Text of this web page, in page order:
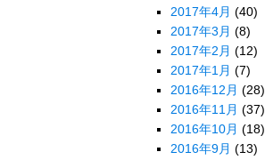
2017年4月 (40)
2017年3月 (8)
2017年2月 (12)
2017年1月 (7)
2016年12月 (28)
2016年11月 (37)
2016年10月 (18)
2016年9月 (13)